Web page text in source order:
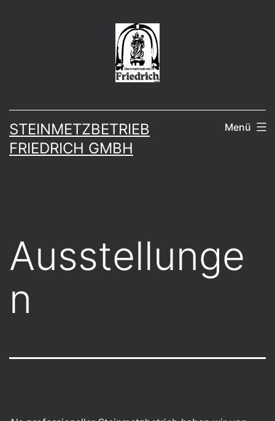
STEINMETZBETRIEB
FRIEDRICH GMBH
Menü
Ausstellunge
n